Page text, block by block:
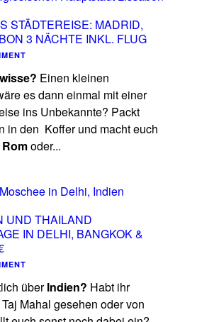
STÄDTEREISE: MADRID,
3 NÄCHTE INKL. FLUG
Einen kleinen
es dann einmal mit einer
ins Unbekannte? Packt
in den Koffer und macht euch
oder...
UND THAILAND
IN DELHI, BANGKOK &
überIndien? Habt ihr
Mahal gesehen oder von